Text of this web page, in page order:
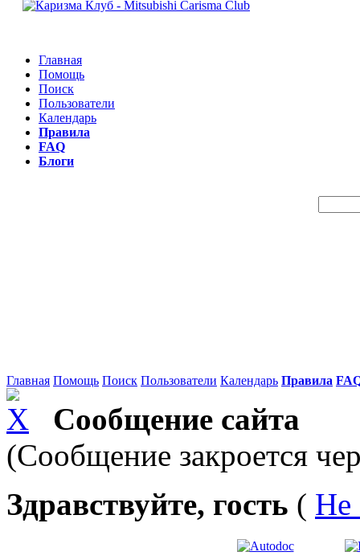
Главная
Помощь
Поиск
Пользователи
Календарь
Правила
FAQ
Блоги
Главная Помощь Поиск Пользователи Календарь Правила
Сообщение сайта
(Сообщение закроется
Здравствуйте, гость ( Не